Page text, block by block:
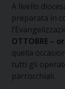
A livello
preparata in
OTTOBRE –
quella
tutti gli
parrocchiali.